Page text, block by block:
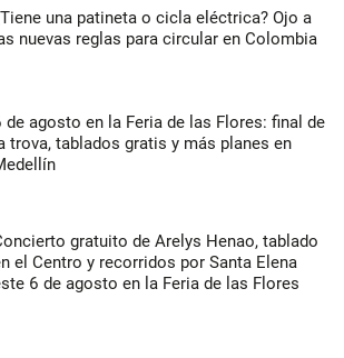
una patineta o cicla eléctrica? Ojo a
nuevas reglas para circular en Colombia
de agosto en la Feria de las Flores: final de
trova, tablados gratis y más planes en
gratuito de Arelys Henao, tablado
el Centro y recorridos por Santa Elena
6 de agosto en la Feria de las Flores